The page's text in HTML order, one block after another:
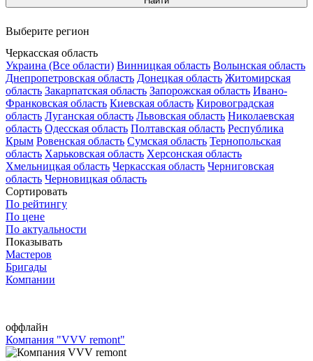
Выберите регион
Черкасская область
Украина (Все области) Винницкая область Волынская область
Днепропетровская область Донецкая область Житомирская
область Закарпатская область Запорожская область Ивано-
Франковская область Киевская область Кировоградская
область Луганская область Львовская область Николаевская
область Одесская область Полтавская область Республика
Крым Ровенская область Сумская область Тернопольская
область Харьковская область Херсонская область
Хмельницкая область Черкасская область Черниговская
область Черновицкая область
Сортировать
По рейтингу
По цене
По актуальности
Показывать
Мастеров
Бригады
Компании
оффлайн
Компания "VVV remont"